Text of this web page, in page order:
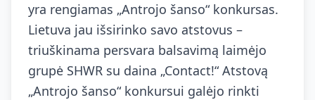
yra rengiamas „Antrojo šanso“ konkursas.
Lietuva jau išsirinko savo atstovus –
triuškinama persvara balsavimą laimėjo
grupė SHWR su daina „Contact!“ Atstovą
„Antrojo šanso“ konkursui galėjo rinkti